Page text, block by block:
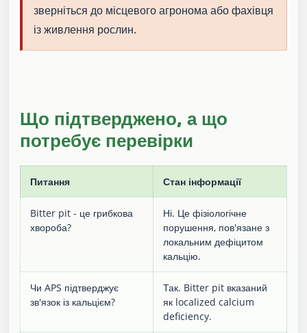
зверніться до місцевого агронома або фахівця
із живлення рослин.
Що підтверджено, а що
потребує перевірки
Питання Стан інформації
Bitter pit - це грибкова
хвороба?
Ні. Це фізіологічне
порушення, пов'язане з
локальним дефіцитом
кальцію.
Чи APS підтверджує
зв'язок із кальцієм?
Так. Bitter pit вказаний
як localized calcium
deficiency.